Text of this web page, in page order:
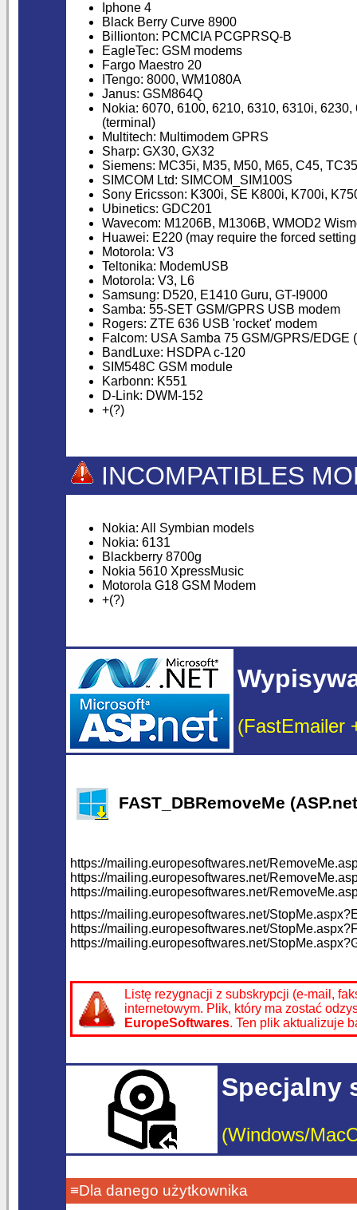
Iphone 4
Black Berry Curve 8900
Billionton: PCMCIA PCGPRSQ-B
EagleTec: GSM modems
Fargo Maestro 20
ITengo: 8000, WM1080A
Janus: GSM864Q
Nokia: 6070, 6100, 6210, 6310, 6310i,
(terminal)
Multitech: Multimodem GPRS
Sharp: GX30, GX32
Siemens: MC35i, M35, M50, M65, C45,
SIMCOM Ltd: SIMCOM_SIM100S
Sony Ericsson: K300i, SE K800i, K700i,
Ubinetics: GDC201
Wavecom: M1206B, M1306B, WMOD2
Huawei: E220 (may require the forced
Motorola: V3
Teltonika: ModemUSB
Motorola: V3, L6
Samsung: D520, E1410 Guru, GT-I9000
Samba: 55-SET GSM/GPRS USB modem
Rogers: ZTE 636 USB 'rocket' modem
Falcom: USA Samba 75 GSM/GPRS/EDGE
BandLuxe: HSDPA c-120
SIM548C GSM module
Karbonn: K551
D-Link: DWM-152
+(?)
INCOMPATIBLES
Nokia: All Symbian models
Nokia: 6131
Blackberry 8700g
Nokia 5610 XpressMusic
Motorola G18 GSM Modem
+(?)
(FastEmailer
FAST_DBRemoveMe
https://mailing.europesoftwares.net/
https://mailing.europesoftwares.net/
https://mailing.europesoftwares.net/
https://mailing.europesoftwares.net/
https://mailing.europesoftwares.net/
https://mailing.europesoftwares.net/
Listę rezygnacji z subskrypcji (e-mail,
internetowym. Plik, który ma zostać
EuropeSoftwares. Ten plik aktualizuje
Specjalny
(Windows/
≡Dla danego użytkownika